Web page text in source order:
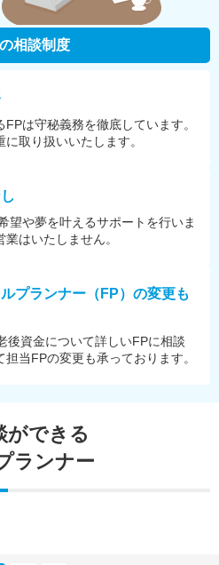
相談制度
は守秘義務を徹底しています。
取り扱いいたします。
望や夢を叶えるサポートを⾏いま
はいたしません。
プランナー（FP）の変更も
後資金について詳しいFPに相談
当FPの変更も承っております。
ができる
ランナー